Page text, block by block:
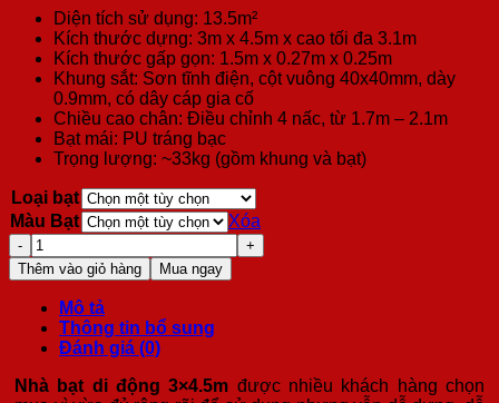
2.700.000 ₫
đến
3.500.000 ₫
Diện tích sử dụng: 13.5m²
Kích thước dựng: 3m x 4.5m x cao tối đa 3.1m
Kích thước gấp gọn: 1.5m x 0.27m x 0.25m
Khung sắt: Sơn tĩnh điện, cột vuông 40x40mm, dày
0.9mm, có dây cáp gia cố
Chiều cao chân: Điều chỉnh 4 nấc, từ 1.7m – 2.1m
Bạt mái: PU tráng bạc
Trọng lượng: ~33kg (gồm khung và bạt)
Loại bạt
Màu Bạt
Xóa
Nhà
Bạt
Di
Động
3x4.5m
Gấp
Gọn
số
Thêm vào giỏ hàng Mua ngay
Mô tả
Thông tin bổ sung
Đánh giá (0)
Nhà bạt di động 3×4.5m được nhiều khách hàng chọn